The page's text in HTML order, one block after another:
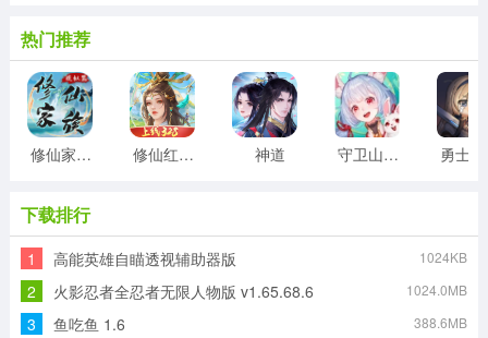
热门推荐
修仙家族模拟器折相思最新版 修仙红包版 神道 守卫山海封神
下载排行
1 高能英雄自瞄透视辅助器版 1024KB
2 火影忍者全忍者无限人物版 v1.65.68.6 1024.0MB
3 鱼吃鱼 1.6 388.6MB